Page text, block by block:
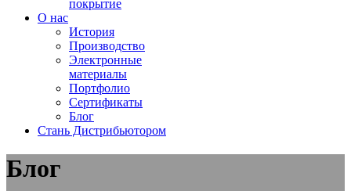
покрытие
О нас
История
Производство
Электронные
материалы
Портфолио
Сертификаты
Блог
Стань Дистрибьютором
Блог